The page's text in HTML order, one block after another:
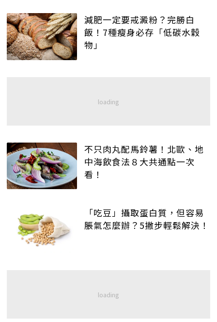
減肥一定要戒澱粉？完勝白
飯！7種瘦身必存「低碳水穀
物」
不只肉丸配馬鈴薯！北歐、地
中海飲食法８大共通點一次
看！
「吃豆」攝取蛋白質，但容易
脹氣怎麼辦？5撇步輕鬆解決！